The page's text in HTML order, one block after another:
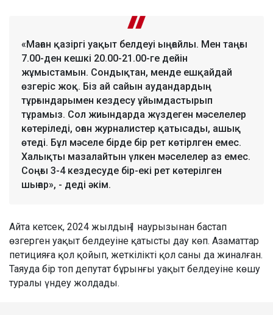
«Маған қазіргі уақыт белдеуі ыңғайлы. Мен таңғы
7.00-ден кешкі 20.00-21.00-ге дейін
жұмыстамын. Сондықтан, менде ешқайдай
өзгеріс жоқ. Біз ай сайын аудандардың
тұрғындарымен кездесу ұйымдастырып
тұрамыз. Сол жиындарда жүздеген мәселелер
көтеріледі, оған журналистер қатысады, ашық
өтеді. Бұл мәселе бірде бір рет көтірлген емес.
Халықты мазалайтын үлкен мәселелер аз емес.
Соңғы 3-4 кездесуде бір-екі рет көтерілген
шығар», - деді әкім.
Айта кетсек, 2024 жылдың 1 наурызынан бастап
өзгерген уақыт белдеуіне қатысты дау көп. Азаматтар
петицияға қол қойып, жеткілікті қол саны да жиналған.
Таяуда бір топ депутат бұрынғы уақыт белдеуіне көшу
туралы үндеу жолдады.